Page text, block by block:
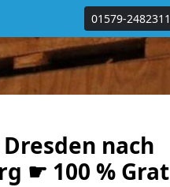
01579-2482311
nach
☛ 100 %